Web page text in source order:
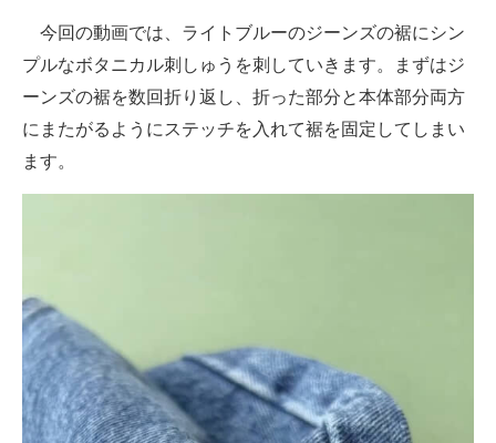
今回の動画では、ライトブルーのジーンズの裾にシン
プルなボタニカル刺しゅうを刺していきます。まずはジ
ーンズの裾を数回折り返し、折った部分と本体部分両方
にまたがるようにステッチを入れて裾を固定してしまい
ます。